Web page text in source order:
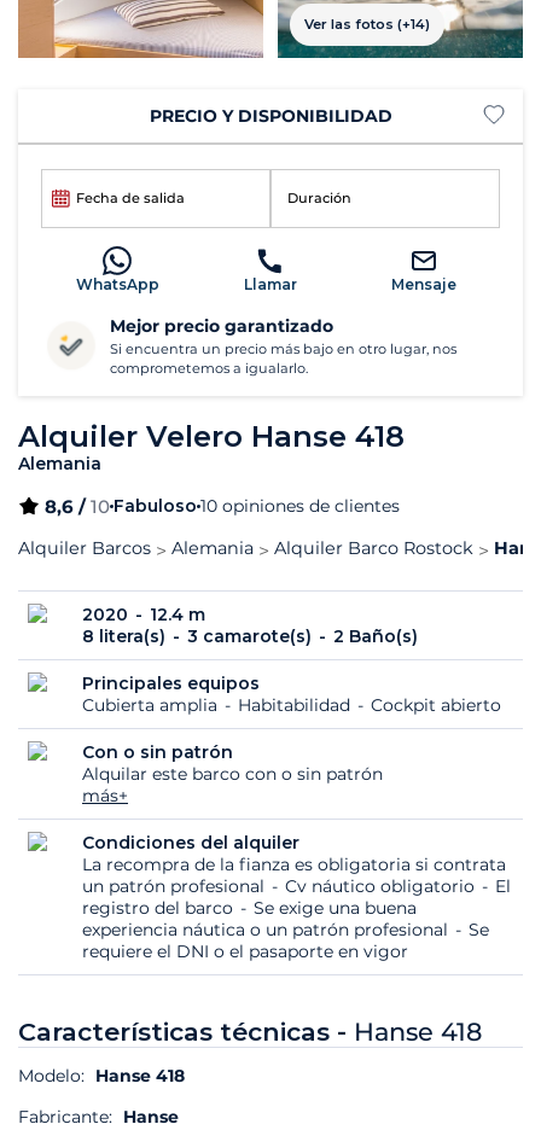
Ver las fotos (+14)
Alquiler Velero Hanse 418
Alemania
8,6 /10 Fabuloso 10 opiniones de clientes
Alquiler Barcos
Alemania Alquiler Barco Rostock
2020
12.4 m
8 litera(s)
3 camarote(s) 2 Baño(s)
Principales equipos
Cubierta amplia
Habitabilidad Cockpit abierto
Con o sin patrón
Alquilar este barco con o sin patrón
más+
Condiciones del alquiler
La recompra de la fianza es obligatoria si contrata
un patrón profesional
Cv náutico obligatorio
El
registro del barco
Se exige una buena
experiencia náutica o un patrón profesional
Se
requiere el DNI o el pasaporte en vigor
Características técnicas - Hanse 418
Modelo: Hanse 418
Fabricante: Hanse
PRECIO Y DISPONIBILIDAD
Fecha de salida Duración
WhatsApp Llamar Mensaje
Mejor precio garantizado
Si encuentra un precio más bajo en otro lugar, nos
comprometemos a igualarlo.